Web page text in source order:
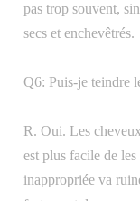
pas trop souvent,
secs et enchevêtrés.
Q6: Puis-je teindre
R. Oui. Les
est plus facile de
inappropriée va